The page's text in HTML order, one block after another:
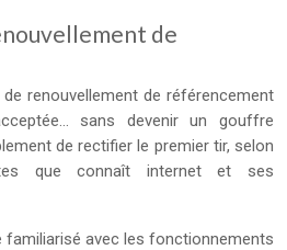
de
de renouvellement de référencement
sans devenir un gouffre
de rectifier le premier tir, selon
que connaît internet et ses
familiarisé avec les fonctionnements